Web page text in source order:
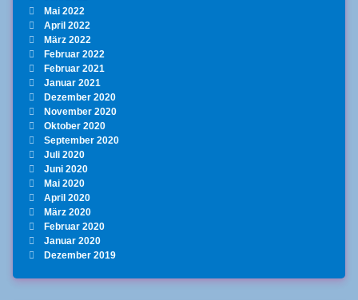
Mai 2022
April 2022
März 2022
Februar 2022
Februar 2021
Januar 2021
Dezember 2020
November 2020
Oktober 2020
September 2020
Juli 2020
Juni 2020
Mai 2020
April 2020
März 2020
Februar 2020
Januar 2020
Dezember 2019